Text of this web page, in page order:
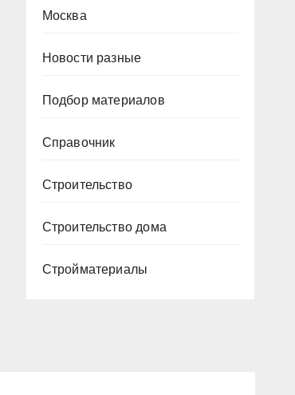
Москва
Новости разные
Подбор материалов
Справочник
Строительство
Строительство дома
Стройматериалы